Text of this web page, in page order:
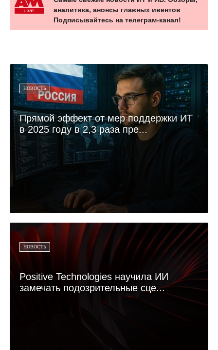
аналитика, анонсы главных ивентов
Подписывайтесь на телеграм-канал!
НОВОСТЬ
Прямой эффект от мер поддержки ИТ
в 2025 году в 2,3 раза пре...
НОВОСТЬ
Positive Technologies научила ИИ
замечать подозрительные сце...